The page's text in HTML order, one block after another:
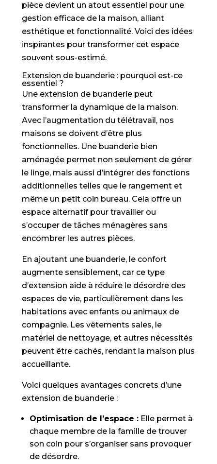
pièce devient un atout essentiel pour une
gestion efficace de la maison, alliant
esthétique et fonctionnalité. Voici des idées
inspirantes pour transformer cet espace
souvent sous-estimé.
Extension de buanderie : pourquoi est-ce
essentiel ?
Une extension de buanderie peut
transformer la dynamique de la maison.
Avec l’augmentation du télétravail, nos
maisons se doivent d’être plus
fonctionnelles. Une buanderie bien
aménagée permet non seulement de gérer
le linge, mais aussi d’intégrer des fonctions
additionnelles telles que le rangement et
même un petit coin bureau. Cela offre un
espace alternatif pour travailler ou
s’occuper de tâches ménagères sans
encombrer les autres pièces.
En ajoutant une buanderie, le confort
augmente sensiblement, car ce type
d’extension aide à réduire le désordre des
espaces de vie, particulièrement dans les
habitations avec enfants ou animaux de
compagnie. Les vêtements sales, le
matériel de nettoyage, et autres nécessités
peuvent être cachés, rendant la maison plus
accueillante.
Voici quelques avantages concrets d’une
extension de buanderie :
Optimisation de l’espace :Elle permet à
chaque membre de la famille de trouver
son coin pour s’organiser sans provoquer
de désordre.